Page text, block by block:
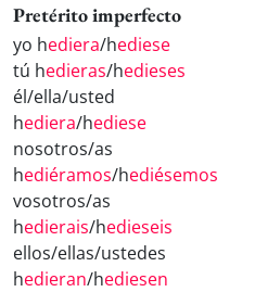
Pretérito imperfecto
yo hediera/hediese
tú hedieras/hedieses
él/ella/usted
hediera/hediese
nosotros/as
hediéramos/hediésemos
vosotros/as
hedierais/hedieseis
ellos/ellas/ustedes
hedieran/hediesen